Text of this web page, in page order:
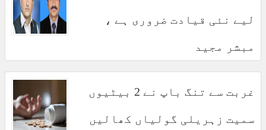
لیے نئی قیادت ضروری ہے ،
مبشر مجید
غربت سے تنگ باپ نے 2 بیٹیوں
سمیت زہریلی گولیاں کھالیں